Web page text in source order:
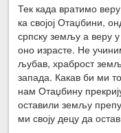
Тек када вратимо
ка својој Отаџбини,
српску земљу а веру
оно израсте. Не
љубав, храброст
запада. Какав би ми
нам Отаџбину
оставили земљу
ми своју децу да